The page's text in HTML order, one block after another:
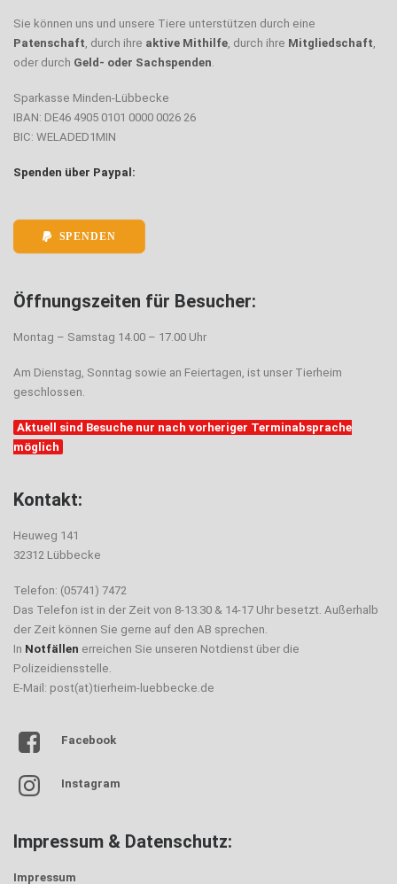
Sie können uns und unsere Tiere unterstützen durch eine
Patenschaft, durch ihre aktive Mithilfe, durch ihre Mitgliedschaft,
oder durch Geld- oder Sachspenden.
Sparkasse Minden-Lübbecke
IBAN: DE46 4905 0101 0000 0026 26
BIC: WELADED1MIN
Spenden über Paypal:
SPENDEN
Öffnungszeiten für Besucher:
Montag – Samstag 14.00 – 17.00 Uhr
Am Dienstag, Sonntag sowie an Feiertagen, ist unser Tierheim
geschlossen.
Aktuell sind Besuche nur nach vorheriger Terminabsprache
möglich
Kontakt:
Heuweg 141
32312 Lübbecke
Telefon: (05741) 7472
Das Telefon ist in der Zeit von 8-13.30 & 14-17 Uhr besetzt. Außerhalb
der Zeit können Sie gerne auf den AB sprechen.
In Notfällen erreichen Sie unseren Notdienst über die
Polizeidiensstelle.
E-Mail: post(at)tierheim-luebbecke.de
Facebook
Instagram
Impressum & Datenschutz:
Impressum